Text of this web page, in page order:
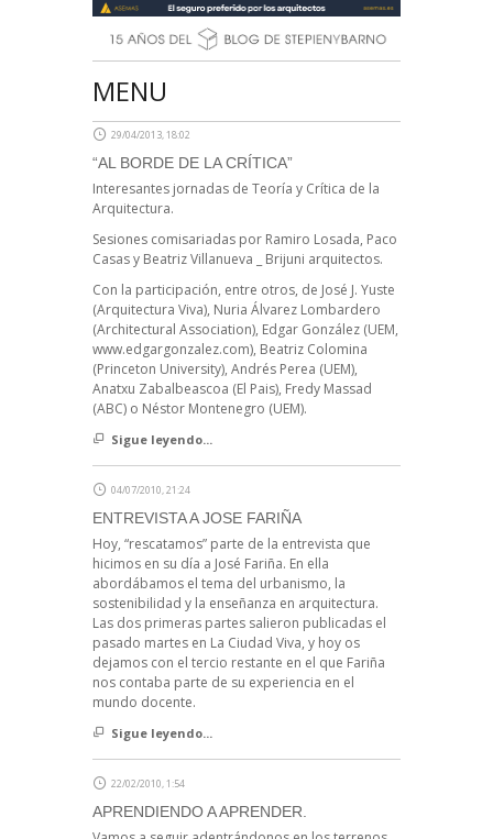
MENU
29/04/2013, 18:02
“AL BORDE DE LA CRÍTICA”
Interesantes jornadas de Teoría y Crítica de la
Arquitectura.
Sesiones comisariadas por Ramiro Losada, Paco
Casas y Beatriz Villanueva _ Brijuni arquitectos.
Con la participación, entre otros, de José J. Yuste
(Arquitectura Viva), Nuria Álvarez Lombardero
(Architectural Association), Edgar González (UEM,
www.edgargonzalez.com), Beatriz Colomina
(Princeton University), Andrés Perea (UEM),
Anatxu Zabalbeascoa (El Pais), Fredy Massad
(ABC) o Néstor Montenegro (UEM).
Sigue leyendo...
04/07/2010, 21:24
ENTREVISTA A JOSE FARIÑA
Hoy, “rescatamos” parte de la entrevista que
hicimos en su día a José Fariña. En ella
abordábamos el tema del urbanismo, la
sostenibilidad y la enseñanza en arquitectura.
Las dos primeras partes salieron publicadas el
pasado martes en La Ciudad Viva, y hoy os
dejamos con el tercio restante en el que Fariña
nos contaba parte de su experiencia en el
mundo docente.
Sigue leyendo...
22/02/2010, 1:54
APRENDIENDO A APRENDER.